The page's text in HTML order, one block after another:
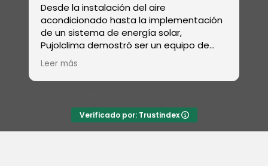
Desde la instalación del aire
acondicionado hasta la implementación
de un sistema de energía solar,
Pujolclima demostró ser un equipo de
profesionales con una amplia gama de
habilidades
Leer más
Verificado por: Trustindex